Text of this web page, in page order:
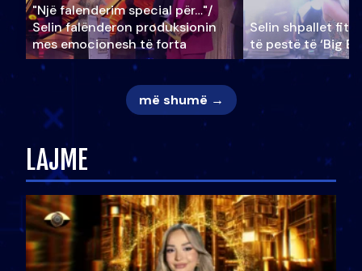
"Një falenderim special për…"/
Selin falënderon produksionin
mes emocionesh të forta
Selin shpallet
të pestë të ‘Big
më shumë →
LAJME